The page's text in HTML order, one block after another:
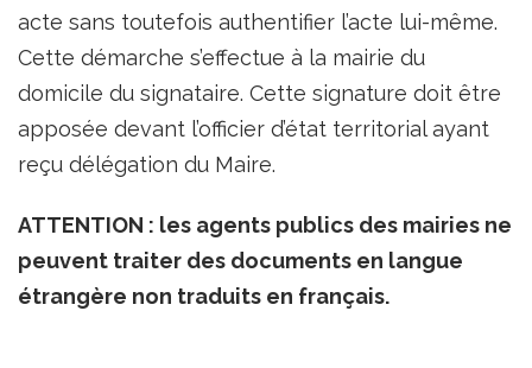
acte sans toutefois authentifier l’acte lui-même.
Cette démarche s’effectue à la mairie du
domicile du signataire. Cette signature doit être
apposée devant l’officier d’état territorial ayant
reçu délégation du Maire.
ATTENTION : les agents publics des mairies ne
peuvent traiter des documents en langue
étrangère non traduits en français.